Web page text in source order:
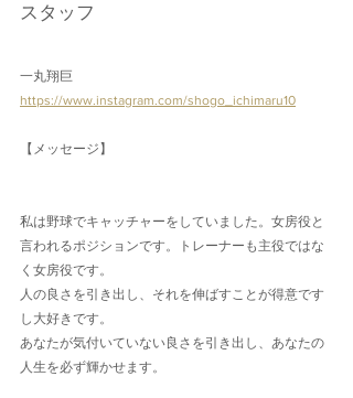
スタッフ
一丸翔巨
https://www.instagram.com/shogo_ichimaru10
【メッセージ】
私は野球でキャッチャーをしていました。女房役と
言われるポジションです。トレーナーも主役ではな
く女房役です。
人の良さを引き出し、それを伸ばすことが得意です
し大好きです。
あなたが気付いていない良さを引き出し、あなたの
人生を必ず輝かせます。